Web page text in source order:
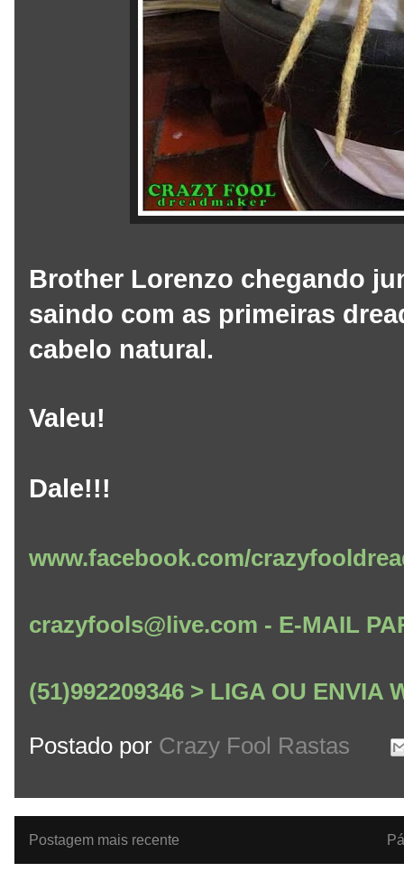
Brother Lorenzo chegando
saindo com as primeiras
cabelo natural.
Valeu!
Dale!!!
www.facebook.com/
crazyfools@live.com - E-MAIL
(51)992209346 > LIGA OU ENVIA
Postado por Crazy Fool Rastas
Postagem mais recente